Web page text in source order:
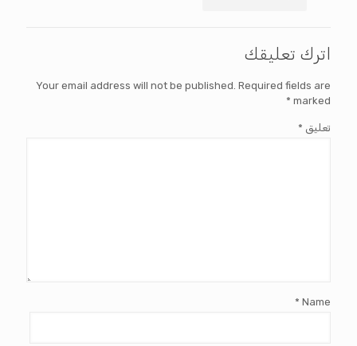
اترك تعليقك
Your email address will not be published. Required fields are
marked
*
تعليق *
Name
*